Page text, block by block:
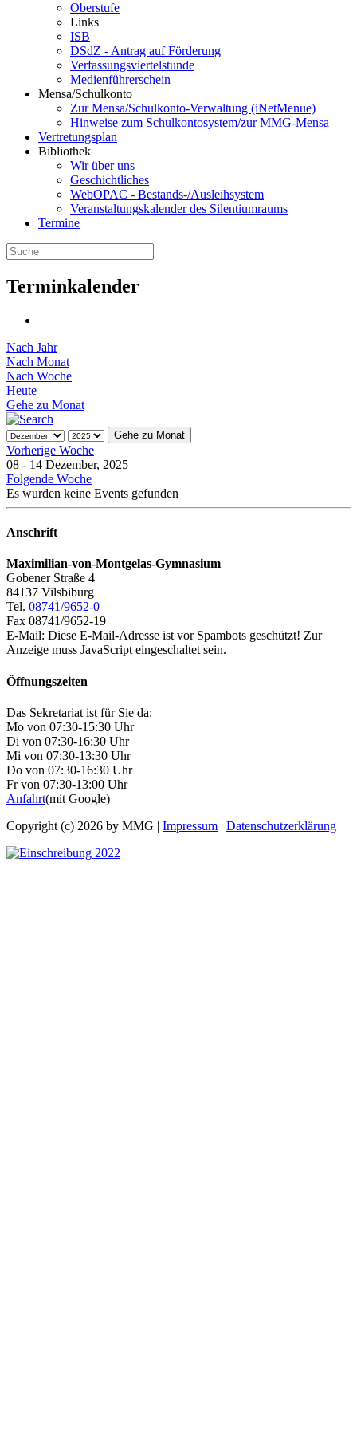
Oberstufe
Links
ISB
DSdZ - Antrag auf Förderung
Verfassungsviertelstunde
Medienführerschein
Mensa/Schulkonto
Zur Mensa/Schulkonto-Verwaltung (iNetMenue)
Hinweise zum Schulkontosystem/zur MMG-Mensa
Vertretungsplan
Bibliothek
Wir über uns
Geschichtliches
WebOPAC - Bestands-/Ausleihsystem
Veranstaltungskalender des Silentiumraums
Termine
Terminkalender
Nach Jahr
Nach Monat
Nach Woche
Heute
Gehe zu Monat
Gehe zu Monat
Vorherige Woche
08 - 14 Dezember, 2025
Folgende Woche
Es wurden keine Events gefunden
Anschrift
Maximilian-von-Montgelas-Gymnasium
Gobener Straße 4
84137 Vilsbiburg
Tel. 08741/9652-0
Fax 08741/9652-19
E-Mail: Diese E-Mail-Adresse ist vor Spambots geschützt! Zur
Anzeige muss JavaScript eingeschaltet sein.
Öffnungszeiten
Das Sekretariat ist für Sie da:
Mo von 07:30-15:30 Uhr
Di von 07:30-16:30 Uhr
Mi von 07:30-13:30 Uhr
Do von 07:30-16:30 Uhr
Fr von 07:30-13:00 Uhr
Anfahrt(mit Google)
Copyright (c) 2026 by MMG | Impressum | Datenschutzerklärung